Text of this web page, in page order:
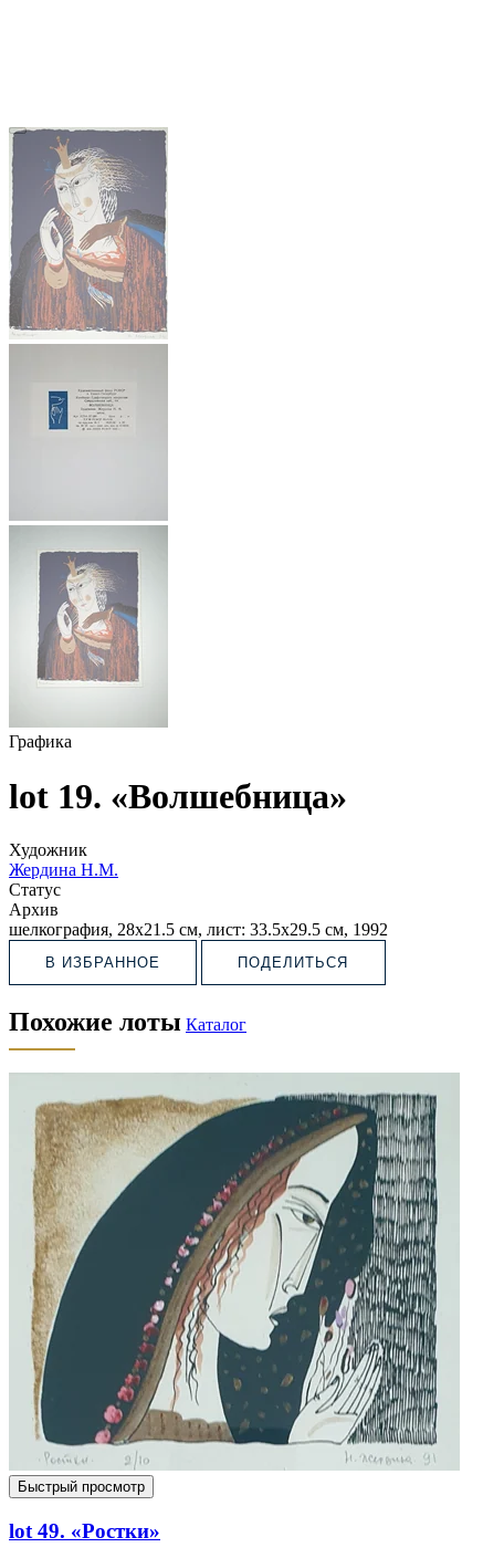
Графика
lot 19. «Волшебница»
Художник
Жердина Н.М.
Статус
Архив
шелкография, 28х21.5 см, лист: 33.5х29.5 см, 1992
В ИЗБРАННОЕ ПОДЕЛИТЬСЯ
Похожие лоты Каталог
Быстрый просмотр
lot 49. «Ростки»